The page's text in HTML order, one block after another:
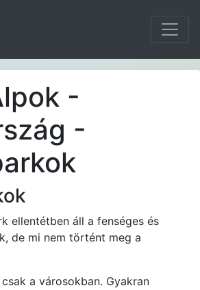
-
-
ellentétben áll a fenséges és
de mi nem történt meg a
a városokban. Gyakran